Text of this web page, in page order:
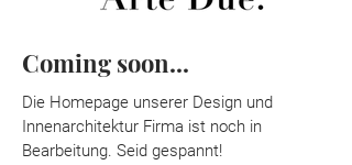
Coming soon...
Die Homepage unserer Design und
Innenarchitektur Firma ist noch in
Bearbeitung. Seid gespannt!